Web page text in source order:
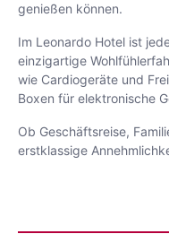
genießen können.
Im Leonardo Hotel ist
einzigartige
wie Cardiogeräte und
Boxen für elektronische
Ob Geschäftsreise,
erstklassige